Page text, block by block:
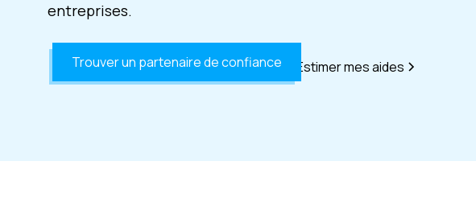
entreprises.
Trouver un partenaire de confiance Estimer mes aides